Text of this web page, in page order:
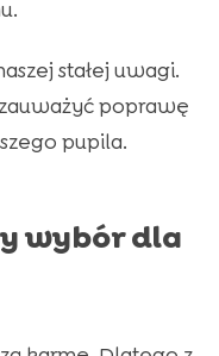
stałej uwagi.
poprawę
pupila.
wybór dla